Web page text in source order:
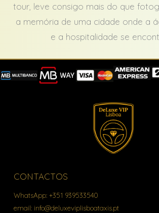
tour, leve consigo mais do que
a memória de uma cidade onde a
e a hospitalidade se
CONTACTOS
WhatsApp: +351 939533540
email: info@deluxeviplisboataxis.pt